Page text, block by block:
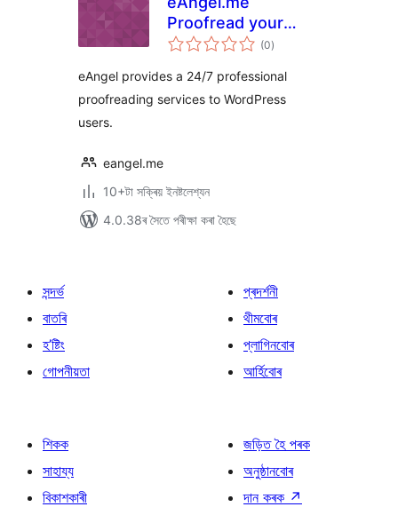
Proofread your
content. Grammar,
Punctuation And
Proper Use Of
(0টা
মুঠ)
eAngel provides a 24/7 professional
proofreading services to WordPress
users.
eangel.me
10+টা সক্ৰিয় ইনষ্টলেশ্যন
4.0.38ৰ সৈতে পৰীক্ষা কৰা হৈছে
সন্দৰ্ভ
বাতৰি
হ’ষ্টিং
গোপনীয়তা
প্ৰদৰ্শনী
থীমবোৰ
প্লাগিনবোৰ
আৰ্হিবোৰ
শিকক
সাহায্য
বিকাশকাৰী
জড়িত হৈ পৰক
অনুষ্ঠানবোৰ
দান কৰক ↗